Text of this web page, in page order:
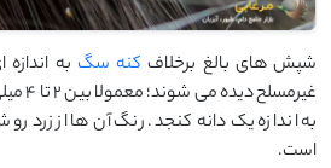
شپش ‌های بالغ برخلاف کنه سگ به
به اندازه یک دانه کنجد. رنگ آن ‌ها از زرد
است.